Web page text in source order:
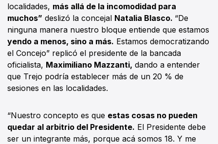
localidades, más allá de la incomodidad para
muchos” deslizó la concejal Natalia Blasco. “De
ninguna manera nuestro bloque entiende que estamos
yendo a menos, sino a más. Estamos democratizando
el Concejo” replicó el presidente de la bancada
oficialista, Maximiliano Mazzanti, dando a entender
que Trejo podría establecer más de un 20 % de
sesiones en las localidades.
“Nuestro concepto es que estas cosas no pueden
quedar al arbitrio del Presidente. El Presidente debe
ser un integrante más, porque acá somos 18. Y me